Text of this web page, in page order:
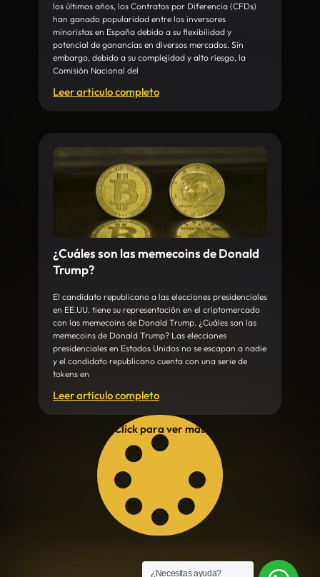
los últimos años, los Contratos por Diferencia (CFDs)
han ganado popularidad entre los inversores
minoristas en España debido a su flexibilidad y
potencial de ganancias en diversos mercados. Sin
embargo, debido a su complejidad y alto riesgo, la
Comisión Nacional del
Leer articulo completo
¿Cuáles son las memecoins de Donald
Trump?
El candidato republicano a las elecciones presidenciales
en EE.UU. tiene su representación en el criptomercado
con las memecoins de Donald Trump. ¿Cuáles son las
memecoins de Donald Trump? Las elecciones
presidenciales en Estados Unidos no se escapan a nadie
y el candidato republicano cuenta con una serie de
tokens en
Leer articulo completo
Click para ver más
¿Necesitas ayuda?